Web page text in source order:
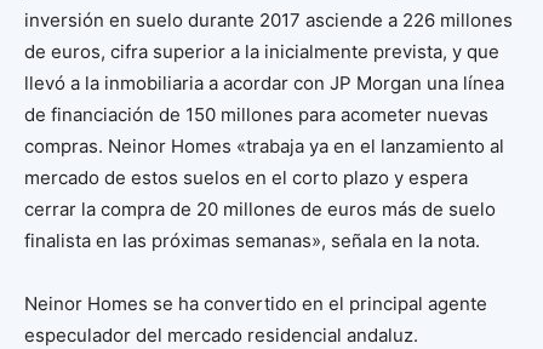
inversión en suelo durante 2017 asciende a 226 millones
de euros, cifra superior a la inicialmente prevista, y que
llevó a la inmobiliaria a acordar con JP Morgan una línea
de financiación de 150 millones para acometer nuevas
compras. Neinor Homes «trabaja ya en el lanzamiento al
mercado de estos suelos en el corto plazo y espera
cerrar la compra de 20 millones de euros más de suelo
finalista en las próximas semanas», señala en la nota.
Neinor Homes se ha convertido en el principal agente
especulador del mercado residencial andaluz.